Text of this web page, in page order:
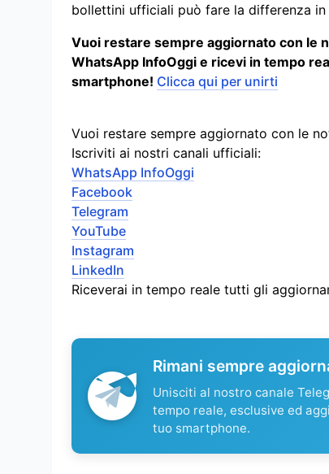
bollettini ufficiali può fare la differenza
Vuoi restare sempre aggiornato con le
WhatsApp InfoOggi e ricevi in tempo
smartphone! Clicca qui per unirti
Vuoi restare sempre aggiornato con le
Iscriviti ai nostri canali ufficiali:
WhatsApp InfoOggi
Facebook
Telegram
YouTube
Instagram
LinkedIn
Riceverai in tempo reale tutti gli
Rimani sempre
Unisciti al nostro canale
tempo reale, esclusive ed
tuo smartphone.